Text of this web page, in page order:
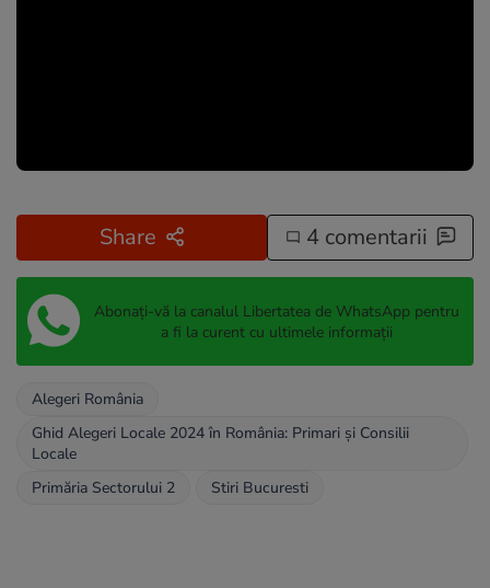
Share 4 comentarii
Abonați-vă la canalul Libertatea de WhatsApp pentru
a fi la curent cu ultimele informații
Alegeri România
Ghid Alegeri Locale 2024 în România: Primari și Consilii
Locale
Primăria Sectorului 2
Stiri Bucuresti